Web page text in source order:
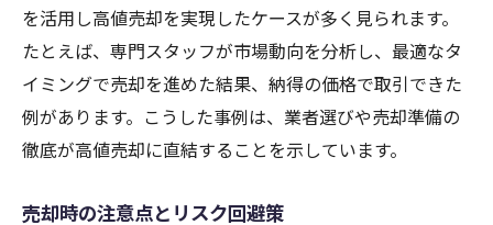
を活用し高値売却を実現したケースが多く見られます。
たとえば、専門スタッフが市場動向を分析し、最適なタ
イミングで売却を進めた結果、納得の価格で取引できた
例があります。こうした事例は、業者選びや売却準備の
徹底が高値売却に直結することを示しています。
売却時の注意点とリスク回避策